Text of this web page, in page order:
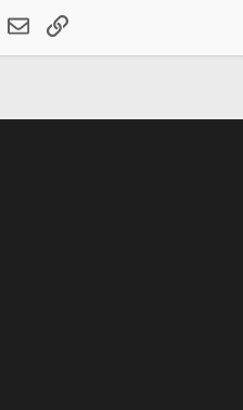
WhatsApp
EmailLink